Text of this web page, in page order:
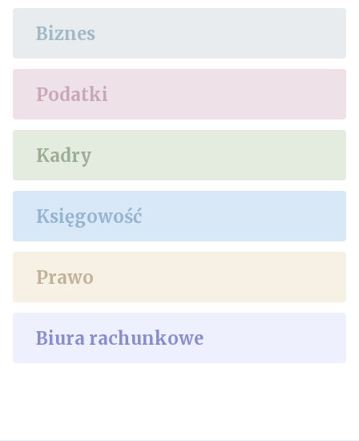
Biznes
Podatki
Kadry
Księgowość
Prawo
Biura rachunkowe